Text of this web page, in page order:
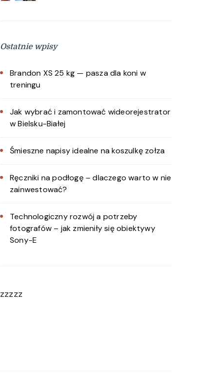
Ostatnie wpisy
Brandon XS 25 kg — pasza dla koni w
treningu
Jak wybrać i zamontować wideorejestrator
w Bielsku-Białej
Śmieszne napisy idealne na koszulkę zołza
Ręczniki na podłogę – dlaczego warto w nie
zainwestować?
Technologiczny rozwój a potrzeby
fotografów – jak zmieniły się obiektywy
Sony-E
zzzzz